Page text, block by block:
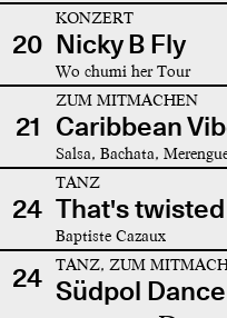
20
KONZERT
Nicky B Fly
Wo chumi her Tour
21
ZUM MITMACHEN
Caribbean
Salsa, Bachata,
24
TANZ
That's twisted
Baptiste Cazaux
24 TANZ, ZUM
Südpol Dance